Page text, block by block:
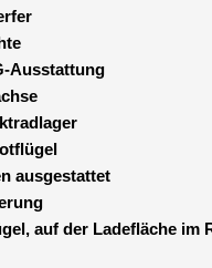
Ausstattung
ausgestattet
auf der Ladefläche im